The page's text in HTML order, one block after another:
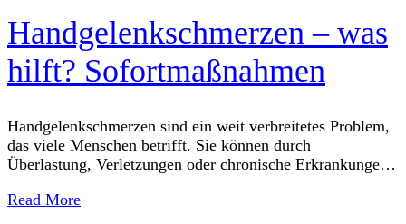
Handgelenkschmerzen – was
hilft? Sofortmaßnahmen
Handgelenkschmerzen sind ein weit verbreitetes Problem,
das viele Menschen betrifft. Sie können durch
Überlastung, Verletzungen oder chronische Erkrankungen
Sofortmaßnahmen zu ergreifen, um sowohl die
Read More